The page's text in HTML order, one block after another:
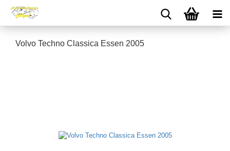
Volvo Techno Classica Essen 2005